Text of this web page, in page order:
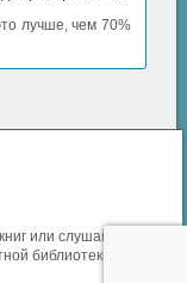
лучше, чем 70%
или слушайте
библиотеке.